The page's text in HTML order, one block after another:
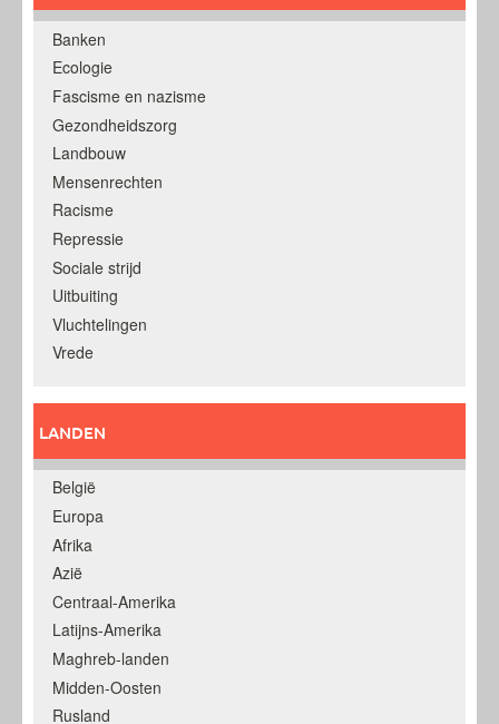
Banken
Ecologie
Fascisme en nazisme
Gezondheidszorg
Landbouw
Mensenrechten
Racisme
Repressie
Sociale strijd
Uitbuiting
Vluchtelingen
Vrede
LANDEN
België
Europa
Afrika
Azië
Centraal-Amerika
Latijns-Amerika
Maghreb-landen
Midden-Oosten
Rusland